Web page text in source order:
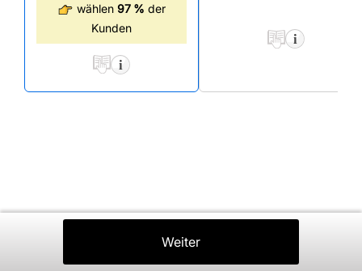
wählen 97 % der
Kunden
Weiter